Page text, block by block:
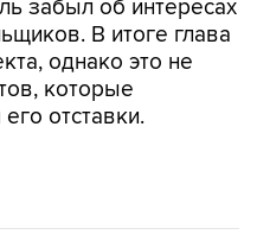
забыл об интересах
В итоге глава
однако это не
которые
отставки.